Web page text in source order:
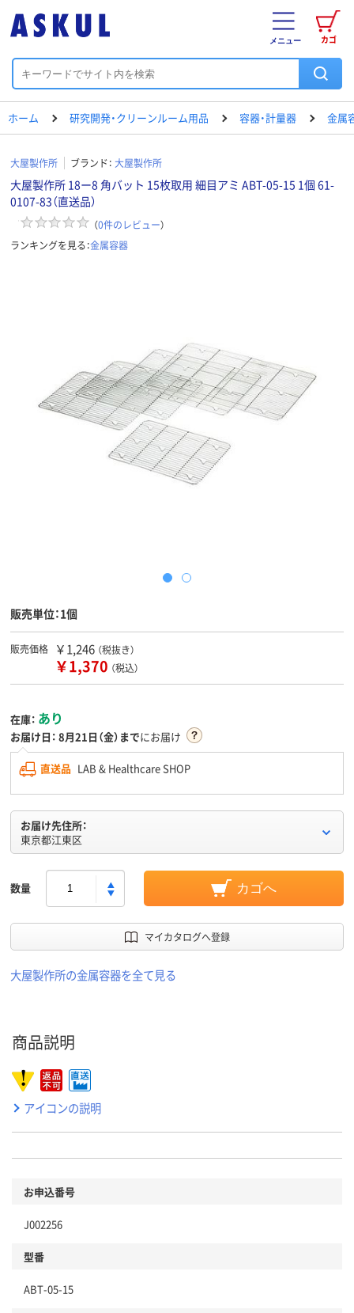
カゴ
メニュー
ホーム 研究開発・クリーンルーム用品 容器・計量器 金属
大屋製作所 ブランド： 大屋製作所
大屋製作所 18ー8 角バット 15枚取用 細目アミ ABT-05-15 1個 61-
0107-83（直送品）
（0件のレビュー）
ランキングを見る：金属容器
販売単位：1個
販売価格 ￥1,246 （税抜き）
￥1,370 （税込）
在庫： あり
お届け日： 8月21日（金）までにお届け
直送品 LAB & Healthcare SHOP
お届け先住所：
東京都江東区
数量 カゴへ
マイカタログへ登録
大屋製作所の金属容器を全て見る
商品説明
アイコンの説明
お申込番号
J002256
型番
ABT-05-15